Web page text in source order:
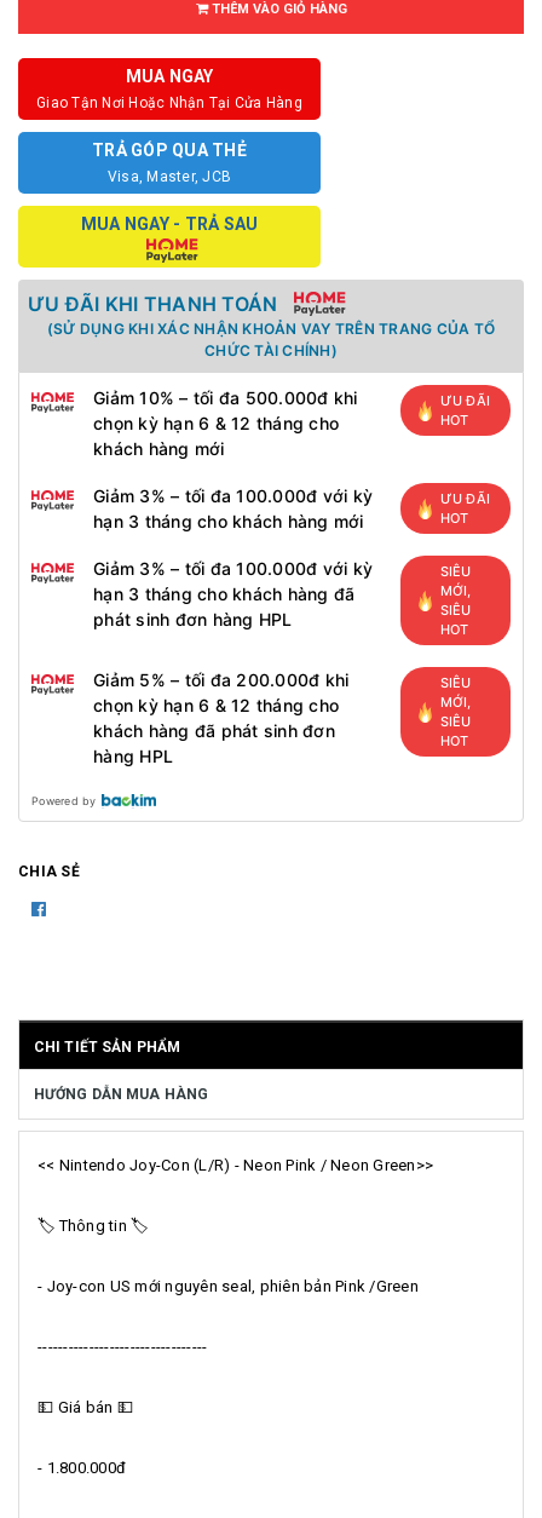
THÊM VÀO GIỎ HÀNG
MUA NGAY
Giao Tận Nơi Hoặc Nhận Tại Cửa Hàng
TRẢ GÓP QUA THẺ
Visa, Master, JCB
MUA NGAY - TRẢ SAU
ƯU ĐÃI KHI THANH TOÁN
(SỬ DỤNG KHI XÁC NHẬN KHOẢN VAY TRÊN TRANG CỦA TỔ
CHỨC TÀI CHÍNH)
Giảm 10% – tối đa 500.000đ khi
chọn kỳ hạn 6 & 12 tháng cho
khách hàng mới
ƯU ĐÃI
HOT
Giảm 3% – tối đa 100.000đ với kỳ
hạn 3 tháng cho khách hàng mới
ƯU ĐÃI
HOT
Giảm 3% – tối đa 100.000đ với kỳ
hạn 3 tháng cho khách hàng đã
phát sinh đơn hàng HPL
SIÊU
MỚI,
SIÊU
HOT
Giảm 5% – tối đa 200.000đ khi
chọn kỳ hạn 6 & 12 tháng cho
khách hàng đã phát sinh đơn
hàng HPL
SIÊU
MỚI,
SIÊU
HOT
Powered by
CHIA SẺ
CHI TIẾT SẢN PHẨM
HƯỚNG DẪN MUA HÀNG
<< Nintendo Joy-Con (L/R) - Neon Pink / Neon Green>>
🏷️ Thông tin 🏷️
- Joy-con US mới nguyên seal, phiên bản Pink /Green
---------------------------------
💵 Giá bán 💵
- 1.800.000đ